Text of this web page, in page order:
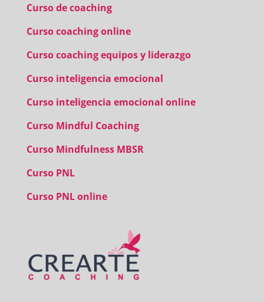
Curso de coaching
Curso coaching online
Curso coaching equipos y liderazgo
Curso inteligencia emocional
Curso inteligencia emocional online
Curso Mindful Coaching
Curso Mindfulness MBSR
Curso PNL
Curso PNL online